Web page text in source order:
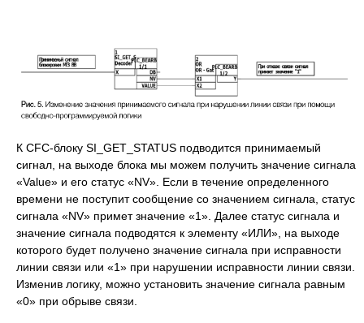
К CFC-блоку SI_GET_STATUS подводится принимаемый
сигнал, на выходе блока мы можем получить значение сигнала
«Value» и его статус «NV». Если в течение определенного
времени не поступит сообщение со значением сигнала, статус
сигнала «NV» примет значение «1». Далее статус сигнала и
значение сигнала подводятся к элементу «ИЛИ», на выходе
которого будет получено значение сигнала при исправности
линии связи или «1» при нарушении исправности линии связи.
Изменив логику, можно установить значение сигнала равным
«0» при обрыве связи.